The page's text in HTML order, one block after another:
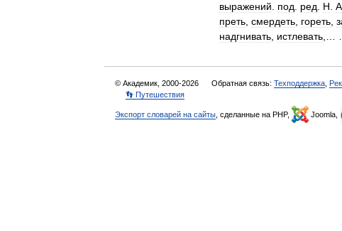
выражений
под ред Н
преть смердеть гореть
надгнивать истлевать
© Академик, 2000-2026 Обратная связь: Техподдержка
👣 Путешествия
Экспорт словарей на сайты , сделанные на PHP, Joomla,